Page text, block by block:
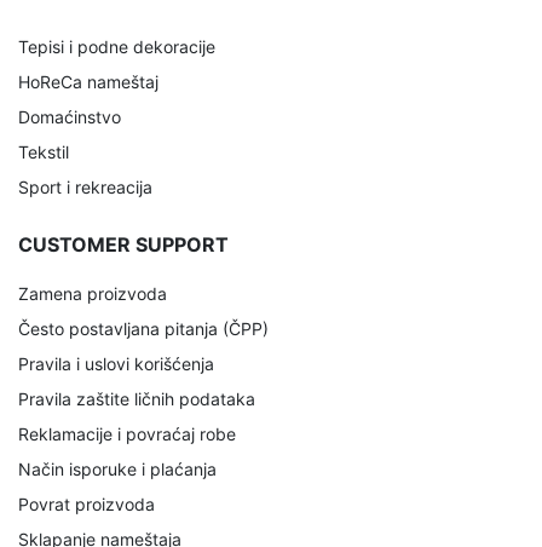
Tepisi i podne dekoracije
HoReCa nameštaj
Domaćinstvo
Tekstil
Sport i rekreacija
CUSTOMER SUPPORT
Zamena proizvoda
Često postavljana pitanja (ČPP)
Pravila i uslovi korišćenja
Pravila zaštite ličnih podataka
Reklamacije i povraćaj robe
Način isporuke i plaćanja
Povrat proizvoda
Sklapanje nameštaja